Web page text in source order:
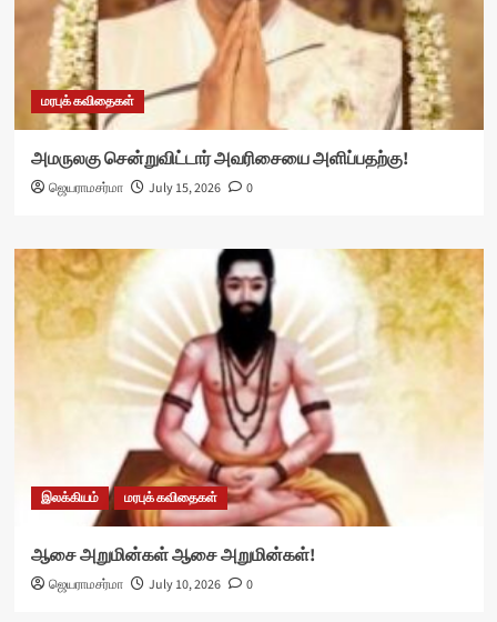
மரபுக் கவிதைகள்
அமருலகு சென்றுவிட்டார் அவரிசையை அளிப்பதற்கு!
ஜெயராமசர்மா July 15, 2026 0
இலக்கியம் மரபுக் கவிதைகள்
ஆசை அறுமின்கள் ஆசை அறுமின்கள்!
ஜெயராமசர்மா July 10, 2026 0